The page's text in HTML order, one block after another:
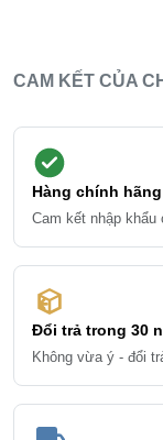
CAM KẾT CỦA
Hàng chính hãng
Cam kết nhập
Đổi trả trong 30
Không vừa ý - đổi